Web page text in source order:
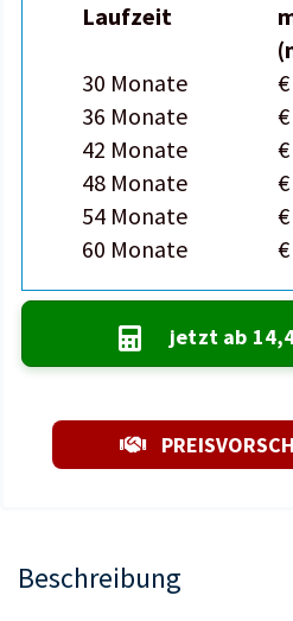
Laufzeit
30 Monate
36 Monate
42 Monate
48 Monate
54 Monate
60 Monate
jetzt ab
Beschreibung